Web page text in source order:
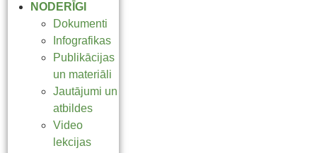
NODERĪGI
Dokumenti
Infografikas
Publikācijas
un materiāli
Jautājumi un
atbildes
Video
lekcijas